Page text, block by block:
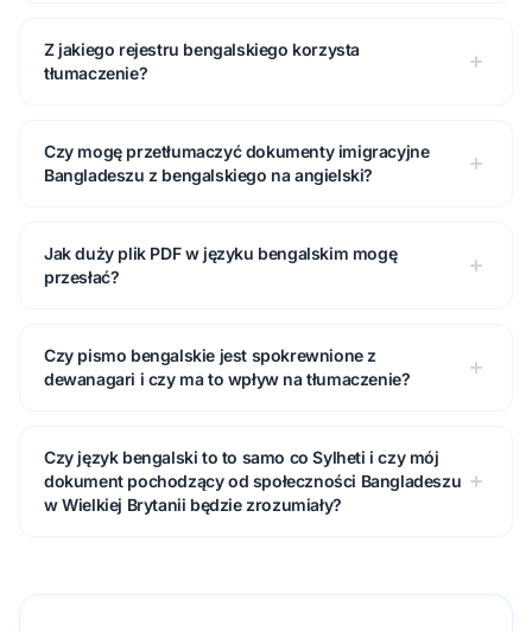
Z jakiego rejestru bengalskiego korzysta
tłumaczenie?
Czy mogę przetłumaczyć dokumenty imigracyjne
Bangladeszu z bengalskiego na angielski?
Jak duży plik PDF w języku bengalskim mogę
przesłać?
Czy pismo bengalskie jest spokrewnione z
dewanagari i czy ma to wpływ na tłumaczenie?
Czy język bengalski to to samo co Sylheti i czy mój
dokument pochodzący od społeczności Bangladeszu
w Wielkiej Brytanii będzie zrozumiały?